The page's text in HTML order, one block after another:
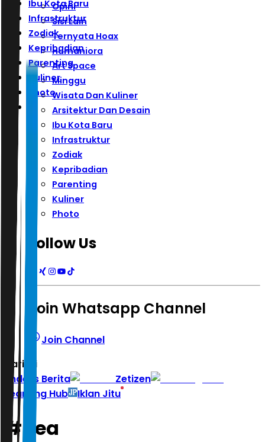
Ibu Kota Baru
Infrastruktur
Zodiak
Kepribadian
Parenting
Kuliner
Photo
Opini
Sisi Lain
Ternyata Hoax
Humaniora
Art Space
Minggu
Wisata Dan Kuliner
Arsitektur Dan Desain
Ibu Kota Baru
Infrastruktur
Zodiak
Kepribadian
Parenting
Kuliner
Photo
Follow Us
Join Whatsapp Channel
Join Channel
Hari ini
Indeks Berita
Zetizen
Learning Hub
Iklan Jitu
#uea